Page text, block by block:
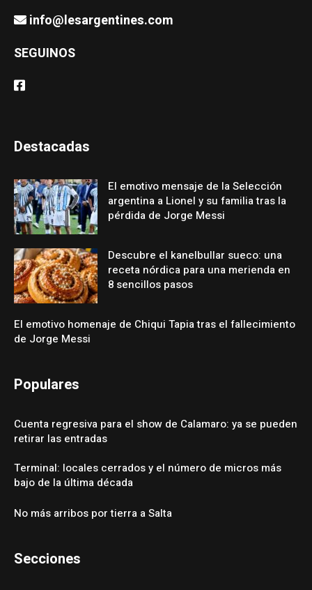
info@lesargentines.com
SEGUINOS
Destacadas
El emotivo mensaje de la Selección
argentina a Lionel y su familia tras la
pérdida de Jorge Messi
Descubre el kanelbullar sueco: una
receta nórdica para una merienda en
8 sencillos pasos
El emotivo homenaje de Chiqui Tapia tras el fallecimiento
de Jorge Messi
Populares
Cuenta regresiva para el show de Calamaro: ya se pueden
retirar las entradas
Terminal: locales cerrados y el número de micros más
bajo de la última década
No más arribos por tierra a Salta
Secciones